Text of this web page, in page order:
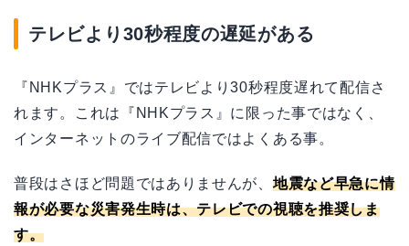
テレビより30秒程度の遅延がある
『NHKプラス』ではテレビより30秒程度遅れて配信さ
れます。これは『NHKプラス』に限った事ではなく、
インターネットのライブ配信ではよくある事。
普段はさほど問題ではありませんが、 地震など早急に情
報が必要な災害発生時は、テレビでの視聴を推奨しま
す。